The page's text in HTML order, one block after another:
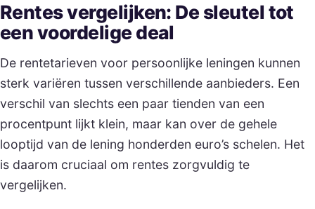
Rentes vergelijken: De sleutel tot
een voordelige deal
De rentetarieven voor persoonlijke leningen kunnen
sterk variëren tussen verschillende aanbieders. Een
verschil van slechts een paar tienden van een
procentpunt lijkt klein, maar kan over de gehele
looptijd van de lening honderden euro’s schelen. Het
is daarom cruciaal om rentes zorgvuldig te
vergelijken.